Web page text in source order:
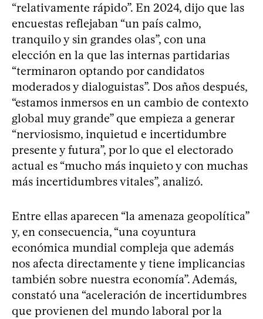
“relativamente rápido”. En 2024, dijo que las
encuestas reflejaban “un país calmo,
tranquilo y sin grandes olas”, con una
elección en la que las internas partidarias
“terminaron optando por candidatos
moderados y dialoguistas”. Dos años después,
“estamos inmersos en un cambio de contexto
global muy grande” que empieza a generar
“nerviosismo, inquietud e incertidumbre
presente y futura”, por lo que el electorado
actual es “mucho más inquieto y con muchas
más incertidumbres vitales”, analizó.
Entre ellas aparecen “la amenaza geopolítica”
y, en consecuencia, “una coyuntura
económica mundial compleja que además
nos afecta directamente y tiene implicancias
también sobre nuestra economía”. Además,
constató una “aceleración de incertidumbres
que provienen del mundo laboral por la